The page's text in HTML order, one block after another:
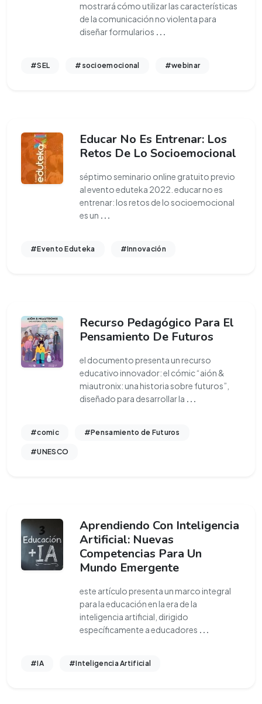
mostrará cómo utilizar las características
de la comunicación no violenta para
diseñar formularios ...
#SEL #socioemocional #webinar
Educar No Es Entrenar: Los
Retos De Lo Socioemocional
séptimo seminario online gratuito previo
al evento eduteka 2022. educar no es
entrenar: los retos de lo socioemocional
es un ...
#Evento Eduteka #Innovación
Recurso Pedagógico Para El
Pensamiento De Futuros
el documento presenta un recurso
educativo innovador: el cómic “aión &
miautronix: una historia sobre futuros”,
diseñado para desarrollar la ...
#comic #Pensamiento de Futuros
#UNESCO
Aprendiendo Con Inteligencia
Artificial: Nuevas
Competencias Para Un
Mundo Emergente
este artículo presenta un marco integral
para la educación en la era de la
inteligencia artificial, dirigido
específicamente a educadores ...
#IA #Inteligencia Artificial